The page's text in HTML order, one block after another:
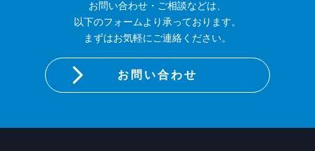
お問い合わせ・ご相談などは、
以下のフォームより承っております。
まずはお気軽にご連絡ください。
お問い合わせ